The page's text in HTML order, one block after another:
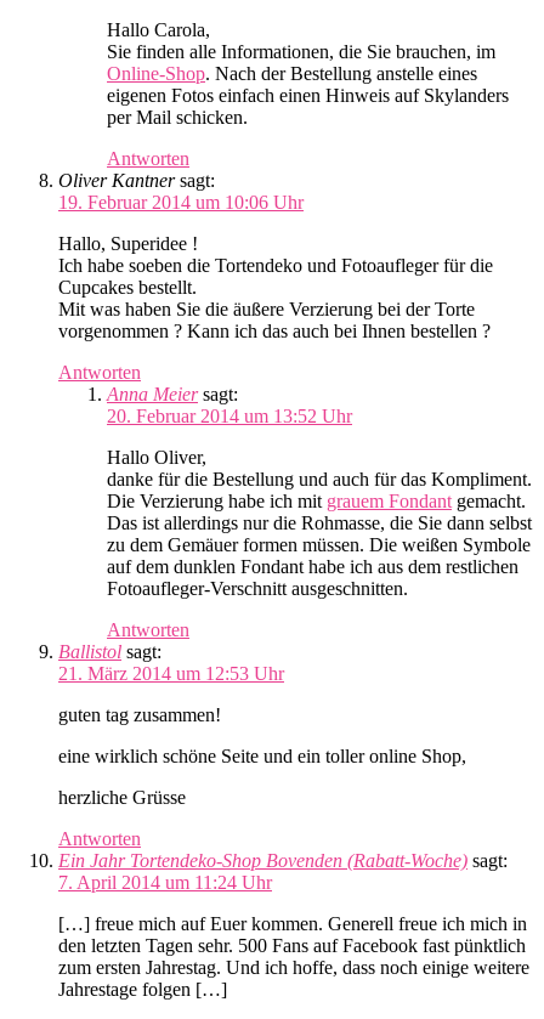
Hallo Carola,
Sie finden alle Informationen, die Sie brauchen, im
Online-Shop. Nach der Bestellung anstelle eines
eigenen Fotos einfach einen Hinweis auf Skylanders
per Mail schicken.
Antworten
Oliver Kantner sagt:
19. Februar 2014 um 10:06 Uhr
Hallo, Superidee !
Ich habe soeben die Tortendeko und Fotoaufleger für die
Cupcakes bestellt.
Mit was haben Sie die äußere Verzierung bei der Torte
vorgenommen ? Kann ich das auch bei Ihnen bestellen ?
Antworten
Anna Meier sagt:
20. Februar 2014 um 13:52 Uhr
Hallo Oliver,
danke für die Bestellung und auch für das Kompliment.
Die Verzierung habe ich mit grauem Fondant gemacht.
Das ist allerdings nur die Rohmasse, die Sie dann selbst
zu dem Gemäuer formen müssen. Die weißen Symbole
auf dem dunklen Fondant habe ich aus dem restlichen
Fotoaufleger-Verschnitt ausgeschnitten.
Antworten
Ballistol sagt:
21. März 2014 um 12:53 Uhr
guten tag zusammen!
eine wirklich schöne Seite und ein toller online Shop,
herzliche Grüsse
Antworten
Ein Jahr Tortendeko-Shop Bovenden (Rabatt-Woche) sagt:
7. April 2014 um 11:24 Uhr
[…] freue mich auf Euer kommen. Generell freue ich mich in
den letzten Tagen sehr. 500 Fans auf Facebook fast pünktlich
zum ersten Jahrestag. Und ich hoffe, dass noch einige weitere
Jahrestage folgen […]